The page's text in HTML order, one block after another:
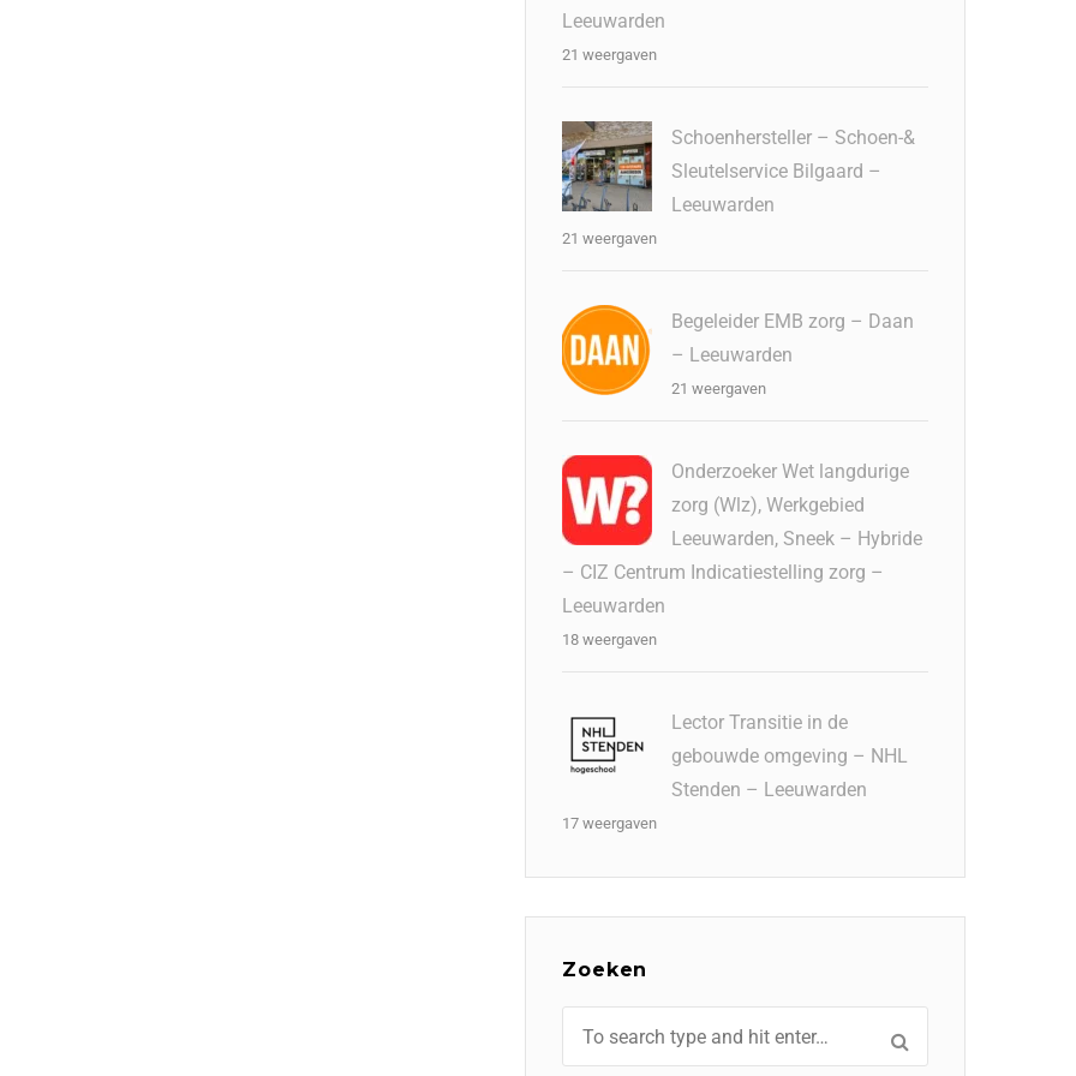
Leeuwarden
21 weergaven
Schoenhersteller – Schoen-&
Sleutelservice Bilgaard –
Leeuwarden
21 weergaven
Begeleider EMB zorg – Daan
– Leeuwarden
21 weergaven
Onderzoeker Wet langdurige
zorg (Wlz), Werkgebied
Leeuwarden, Sneek – Hybride
– CIZ Centrum Indicatiestelling zorg –
Leeuwarden
18 weergaven
Lector Transitie in de
gebouwde omgeving – NHL
Stenden – Leeuwarden
17 weergaven
Zoeken